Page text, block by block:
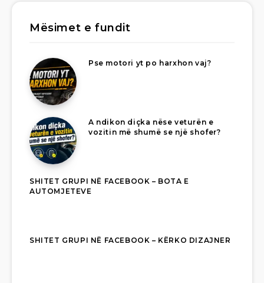
Mësimet e fundit
Pse motori yt po harxhon vaj?
A ndikon diçka nëse veturën e
vozitin më shumë se një shofer?
SHITET GRUPI NË FACEBOOK – BOTA E
AUTOMJETEVE
SHITET GRUPI NË FACEBOOK – KËRKO DIZAJNER